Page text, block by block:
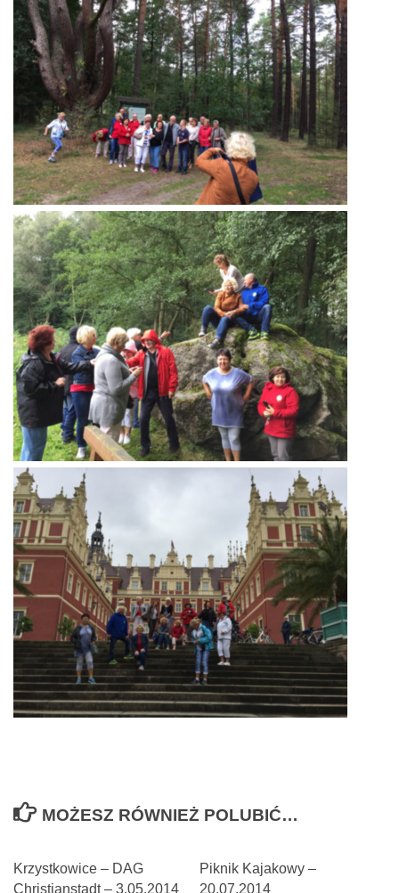
MOŻESZ RÓWNIEŻ POLUBIĆ…
Krzystkowice – DAG
Christianstadt – 3.05.2014
Piknik Kajakowy –
20.07.2014